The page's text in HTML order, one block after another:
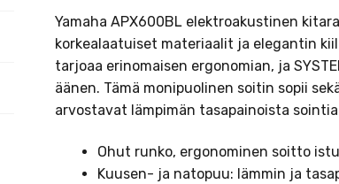
Yamaha APX600BL elektroakustinen
korkealaatuiset materiaalit ja elegantin
tarjoaa erinomaisen ergonomian, ja
äänen. Tämä monipuolinen soitin sopii
arvostavat lämpimän tasapainoista
Ohut runko, ergonominen soitto
Kuusen- ja natopuu: lämmin ja